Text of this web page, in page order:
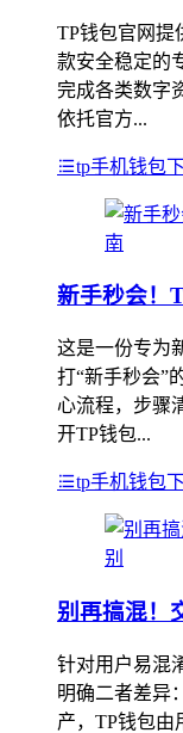
TP钱包官网提
款安全稳定的
完成各类数字
依托官方...
tp手机钱包
新手秒会！
这是一份专为
打“新手秒会”
心流程，步骤
开TP钱包...
tp手机钱包
别再搞混！
针对用户易混
明确二者差异
产，TP钱包由